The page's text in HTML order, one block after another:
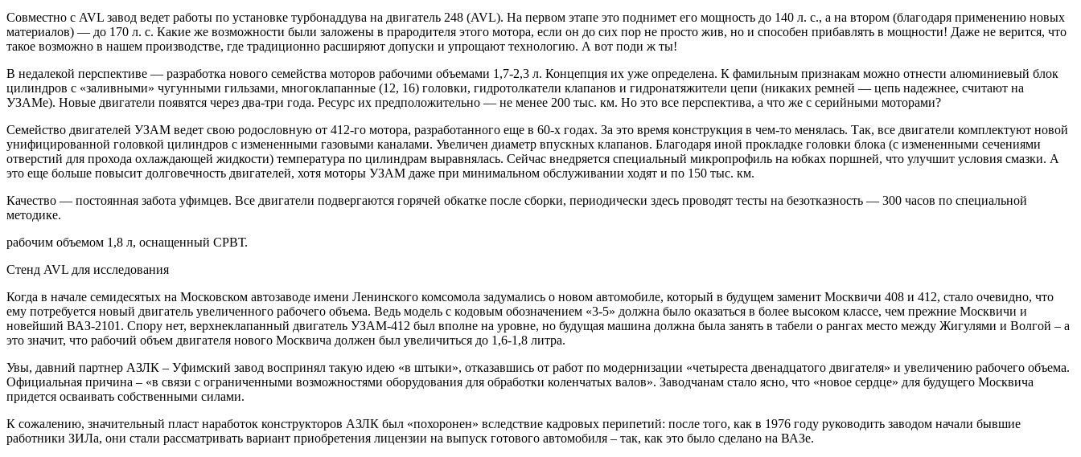
Совместно с AVL завод ведет работы по установке турбонаддува на двигатель 248 (AVL). На первом этапе это поднимет его мощность до 140 л. с., а на втором (благодаря применению новых
материалов) — до 170 л. с. Какие же возможности были заложены в прародителя этого мотора, если он до сих пор не просто жив, но и способен прибавлять в мощности! Даже не верится, что
такое возможно в нашем производстве, где традиционно расширяют допуски и упрощают технологию. А вот поди ж ты!
В недалекой перспективе — разработка нового семейства моторов рабочими объемами 1,7-2,3 л. Концепция их уже определена. К фамильным признакам можно отнести алюминиевый блок
цилиндров с «заливными» чугунными гильзами, многоклапанные (12, 16) головки, гидротолкатели клапанов и гидронатяжители цепи (никаких ремней — цепь надежнее, считают на
УЗАМе). Новые двигатели появятся через два-три года. Ресурс их предположительно — не менее 200 тыс. км. Но это все перспектива, а что же с серийными моторами?
Семейство двигателей УЗАМ ведет свою родословную от 412-го мотора, разработанного еще в 60-х годах. За это время конструкция в чем-то менялась. Так, все двигатели комплектуют новой
унифицированной головкой цилиндров с измененными газовыми каналами. Увеличен диаметр впускных клапанов. Благодаря иной прокладке головки блока (с измененными сечениями
отверстий для прохода охлаждающей жидкости) температура по цилиндрам выравнялась. Сейчас внедряется специальный микропрофиль на юбках поршней, что улучшит условия смазки. А
это еще больше повысит долговечность двигателей, хотя моторы УЗАМ даже при минимальном обслуживании ходят и по 150 тыс. км.
Качество — постоянная забота уфимцев. Все двигатели подвергаются горячей обкатке после сборки, периодически здесь проводят тесты на безотказность — 300 часов по специальной
методике.
рабочим объемом 1,8 л, оснащенный СРВТ.
Стенд AVL для исследования
Когда в начале семидесятых на Московском автозаводе имени Ленинского комсомола задумались о новом автомобиле, который в будущем заменит Москвичи 408 и 412, стало очевидно, что
ему потребуется новый двигатель увеличенного рабочего объема. Ведь модель с кодовым обозначением «3-5» должна было оказаться в более высоком классе, чем прежние Москвичи и
новейший ВАЗ-2101. Спору нет, верхнеклапанный двигатель УЗАМ-412 был вполне на уровне, но будущая машина должна была занять в табели о рангах место между Жигулями и Волгой – а
это значит, что рабочий объем двигателя нового Москвича должен был увеличиться до 1,6-1,8 литра.
Увы, давний партнер АЗЛК – Уфимский завод воспринял такую идею «в штыки», отказавшись от работ по модернизации «четыреста двенадцатого двигателя» и увеличению рабочего объема.
Официальная причина – «в связи с ограниченными возможностями оборудования для обработки коленчатых валов». Заводчанам стало ясно, что «новое сердце» для будущего Москвича
придется осваивать собственными силами.
К сожалению, значительный пласт наработок конструкторов АЗЛК был «похоронен» вследствие кадровых перипетий: после того, как в 1976 году руководить заводом начали бывшие
работники ЗИЛа, они стали рассматривать вариант приобретения лицензии на выпуск готового автомобиля – так, как это было сделано на ВАЗе.